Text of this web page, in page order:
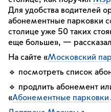
Для удобства водителей
абонементные парковки
столице уже 50 таких
еще больше», —
На сайте «Московский
🔹 посмотреть список
🔹 продлить абонемент
«Абонементные парковки